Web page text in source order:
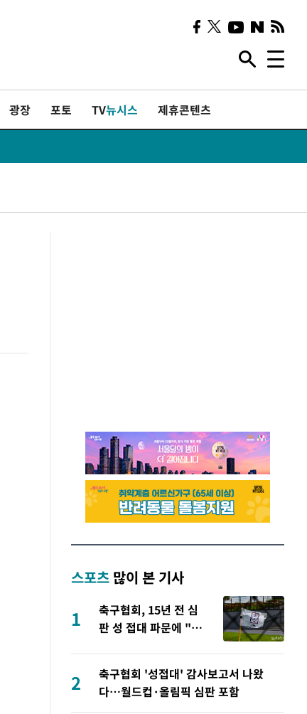
광장 포토 TV뉴시스 제휴콘텐츠
스포츠 많이 본 기사
1
축구협회, 15년 전 심
판 성 접대 파문에 "현
2
축구협회 '성접대' 감사보고서 나왔
다…월드컵·올림픽 심판 포함